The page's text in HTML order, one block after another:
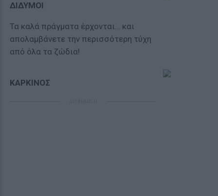
ΔΙΔΥΜΟΙ
Τα καλά πράγματα έρχονται… και
απολαμβάνετε την περισσότερη τύχη
από όλα τα ζώδια!
ΚΑΡΚΙΝΟΣ